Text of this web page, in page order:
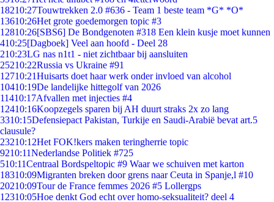
18210:27Touwtrekken 2.0 #636 - Team 1 beste team *G* *O*
13610:26Het grote goedemorgen topic #3
12810:26[SBS6] De Bondgenoten #318 Een klein kusje moet kunnen
410:25[Dagboek] Veel aan hoofd - Deel 28
210:23LG nas n1t1 - niet zichtbaar bij aansluiten
25210:22Russia vs Ukraine #91
12710:21Huisarts doet haar werk onder invloed van alcohol
10410:19De landelijke hittegolf van 2026
11410:17Afvallen met injecties #4
12410:16Koopzegels sparen bij AH duurt straks 2x zo lang
3310:15Defensiepact Pakistan, Turkije en Saudi-Arabië bevat art.5
clausule?
23210:12Het FOK!kers maken teringherrie topic
9210:11Nederlandse Politiek #725
510:11Centraal Bordspeltopic #9 Waar we schuiven met karton
18310:09Migranten breken door grens naar Ceuta in Spanje,l #10
20210:09Tour de France femmes 2026 #5 Lollergps
12310:05Hoe denkt God echt over homo-seksualiteit? deel 4